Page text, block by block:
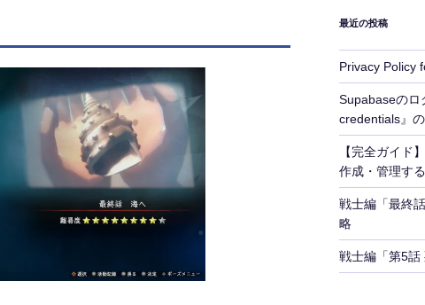
最近の投稿
Privacy Policy
Supabaseのロ
credentials』
【完全ガイド
作成・管理す
戦士編「最終
略
戦士編「第5話